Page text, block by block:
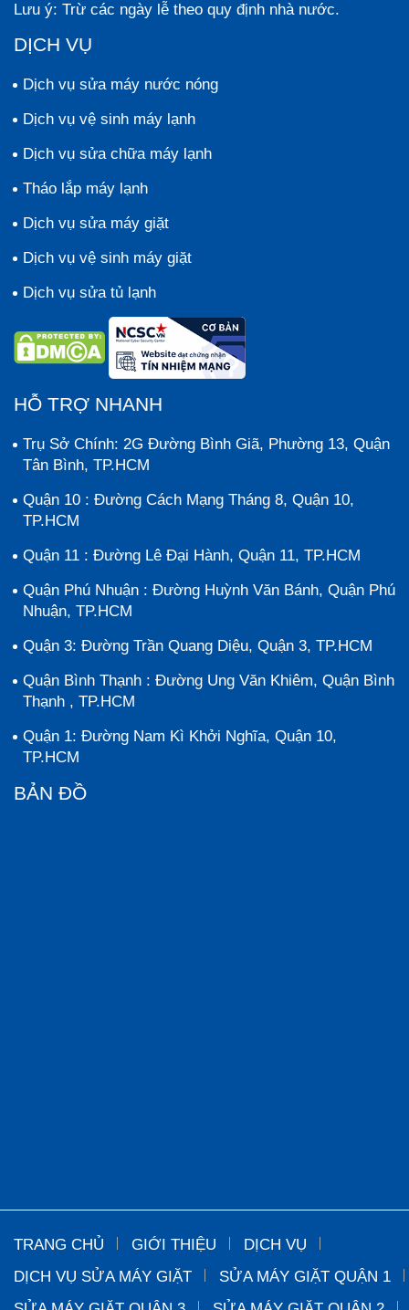
Lưu ý: Trừ các ngày lễ theo quy định nhà nước.
DỊCH VỤ
Dịch vụ sửa máy nước nóng
Dịch vụ vệ sinh máy lạnh
Dịch vụ sửa chữa máy lạnh
Tháo lắp máy lạnh
Dịch vụ sửa máy giặt
Dịch vụ vệ sinh máy giặt
Dịch vụ sửa tủ lạnh
HỖ TRỢ NHANH
Trụ Sở Chính: 2G Đường Bình Giã, Phường 13, Quận
Tân Bình, TP.HCM
Quận 10 : Đường Cách Mạng Tháng 8, Quận 10,
TP.HCM
Quận 11 : Đường Lê Đại Hành, Quận 11, TP.HCM
Quận Phú Nhuận : Đường Huỳnh Văn Bánh, Quận Phú
Nhuận, TP.HCM
Quận 3: Đường Trần Quang Diệu, Quận 3, TP.HCM
Quận Bình Thạnh : Đường Ung Văn Khiêm, Quận Bình
Thạnh , TP.HCM
Quận 1: Đường Nam Kì Khởi Nghĩa, Quận 10,
TP.HCM
BẢN ĐỒ
TRANG CHỦ GIỚI THIỆU
DỊCH VỤ
DỊCH VỤ SỬA MÁY GIẶT
SỬA MÁY GIẶT QUẬN 1